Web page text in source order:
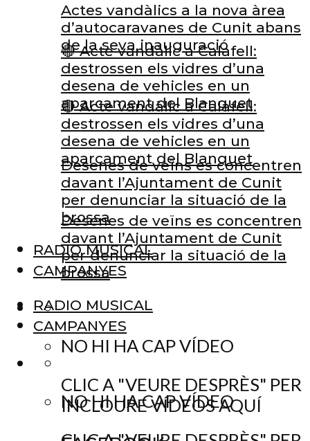
🔴 Acte vandàlic a Calafell:
destrossen els vidres d’una
desena de vehicles en un
aparcament del Blanquet
Desenes de veïns es concentren
davant l’Ajuntament de Cunit
per denunciar la situació de la
brossa
RADIO MUSICAL
CAMPANYES
NO HI HA CAP VÍDEO
CLIC A "VEURE DESPRÈS" PER
INCLOURE VÍDEOS AQUÍ
Actes vandàlics a la nova àrea
d’autocaravanes de Cunit abans
de la seva inauguració
🔴 Acte vandàlic a Calafell:
destrossen els vidres d’una
desena de vehicles en un
aparcament del Blanquet
Desenes de veïns es concentren
davant l’Ajuntament de Cunit
per denunciar la situació de la
brossa
RADIO MUSICAL
CAMPANYES
NO HI HA CAP VÍDEO